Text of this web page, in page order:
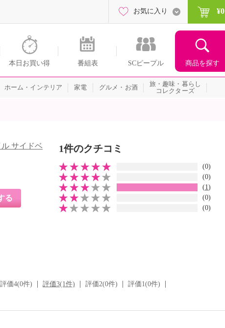
本日お買い得 番組表 SCピープル 商品を探す
お気に入り ¥0
ホーム・インテリア 家電 グルメ・お酒
旅・趣味・暮らし
コレクターズ
サイドベ
る
1件のクチコミ
(0)
(0)
(1 )
(0)
(0)
評価4(0件) 評価3(1件) 評価2(0件) 評価1(0件)